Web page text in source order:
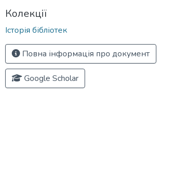
Колекції
Історія бібліотек
Повна інформація про документ
Google Scholar